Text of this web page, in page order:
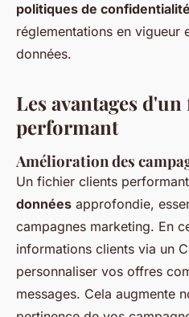
politiques de confidentialité
réglementations en vigueur
données.
Les avantages
performant
Amélioration des
Un fichier clients
données approfondie,
campagnes marketing. En
informations clients via un
personnaliser vos offres
messages. Cela augmente